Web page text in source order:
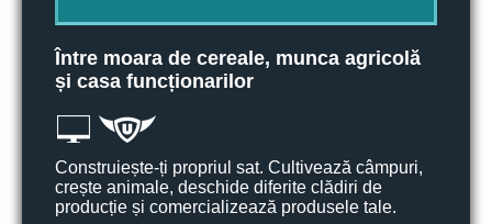
Între moara de cereale, munca agricolă
și casa funcționarilor
Construiește-ți propriul sat. Cultivează câmpuri,
crește animale, deschide diferite clădiri de
producție și comercializează produsele tale.